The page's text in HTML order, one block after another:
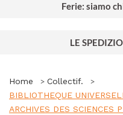
Ferie: siamo
LE
Home
Collectif.
BIBLIOTHEQUE
ARCHIVES DES SCIENCES